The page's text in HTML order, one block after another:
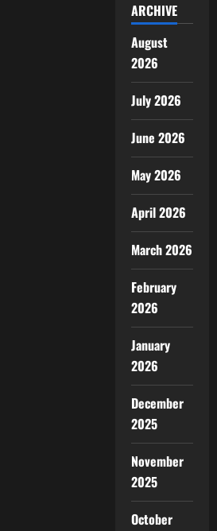
ARCHIVE
August
2026
July 2026
June 2026
May 2026
April 2026
March 2026
February
2026
January
2026
December
2025
November
2025
October